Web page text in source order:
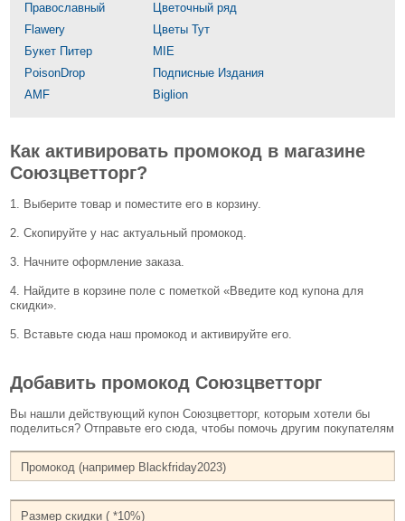
Православный
Цветочный ряд
Flawery
Цветы Тут
Букет Питер
MIE
PoisonDrop
Подписные Издания
AMF
Biglion
Как активировать промокод в магазине
Союзцветторг?
1. Выберите товар и поместите его в корзину.
2. Скопируйте у нас актуальный промокод.
3. Начните оформление заказа.
4. Найдите в корзине поле с пометкой «Введите код купона для
скидки».
5. Вставьте сюда наш промокод и активируйте его.
Добавить промокод Союзцветторг
Вы нашли действующий купон Союзцветторг, которым хотели бы
поделиться? Отправьте его сюда, чтобы помочь другим покупателям